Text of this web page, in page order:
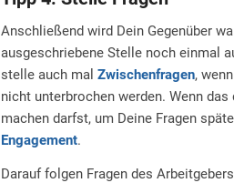
Anschließend wird Dein Gegenüber
ausgeschriebene Stelle noch einmal
stelle auch mal Zwischenfragen,
nicht unterbrochen werden. Wenn
machen darfst, um Deine Fragen
Engagement.
Darauf folgen Fragen des